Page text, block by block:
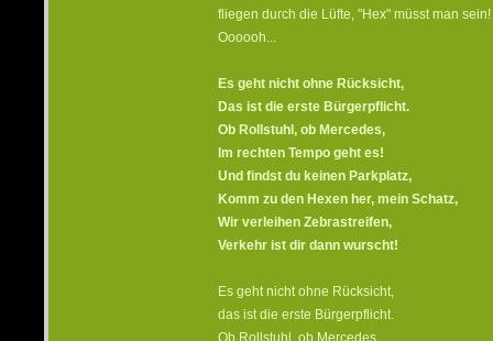
fliegen durch die Lüfte, "Hex" müsst man sein!
Oooooh...
Es geht nicht ohne Rücksicht,
Das ist die erste Bürgerpflicht.
Ob Rollstuhl, ob Mercedes,
Im rechten Tempo geht es!
Und findst du keinen Parkplatz,
Komm zu den Hexen her, mein Schatz,
Wir verleihen Zebrastreifen,
Verkehr ist dir dann wurscht!
Es geht nicht ohne Rücksicht,
das ist die erste Bürgerpflicht.
Ob Rollstuhl, ob Mercedes,